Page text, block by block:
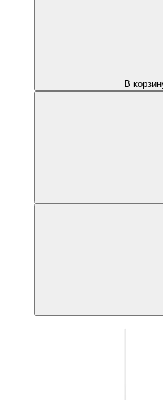
В